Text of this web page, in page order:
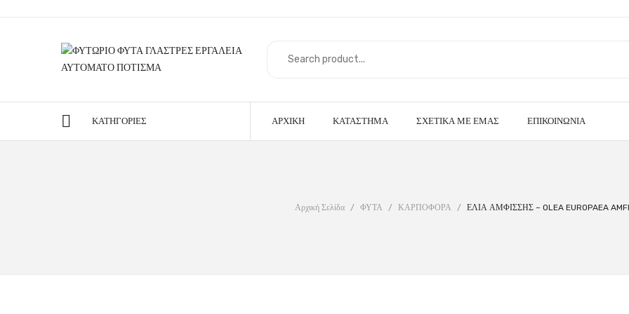
ΚΑΤΗΓΟΡΊΕΣ ΑΡΧΙΚΉ ΚΑΤΆΣΤΗΜΑ ΣΧΕΤΙΚΆ ΜΕ ΕΜΆΣ ΕΠΙΚΟΙΝΩΝΊΑ
Αρχική Σελίδα / ΦΥΤΑ / ΚΑΡΠΟΦΟΡΑ / ΕΛΙΑ ΑΜΦΙΣΣΗΣ – OLEA EUROPAEA